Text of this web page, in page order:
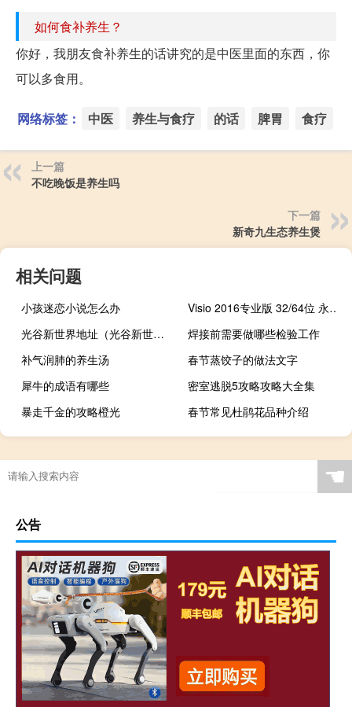
如何食补养生？
你好，我朋友食补养生的话讲究的是中医里面的东西，你
可以多食用。
网络标签： 中医 养生与食疗 的话 脾胃 食疗
上一篇
不吃晚饭是养生吗
下一篇
新奇九生态养生煲
相关问题
小孩迷恋小说怎么办
Visio 2016专业版 32/64位 永久激活版（Visio 2016专业版 32/64位 永久激活版功能简介）
光谷新世界地址（光谷新世界简介）
焊接前需要做哪些检验工作
补气润肺的养生汤
春节蒸饺子的做法文字
犀牛的成语有哪些
密室逃脱5攻略攻略大全集
暴走千金的攻略橙光
春节常见杜鹃花品种介绍
☚
公告